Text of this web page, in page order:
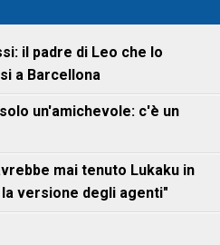
il padre di Leo che lo
a Barcellona
un'amichevole: c'è un
mai tenuto Lukaku in
versione degli agenti"